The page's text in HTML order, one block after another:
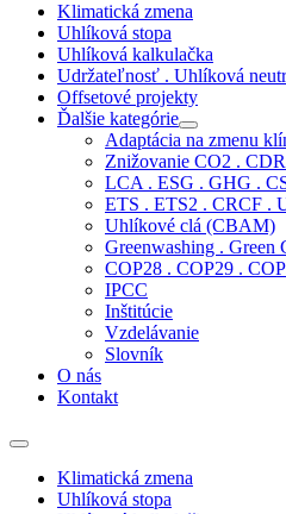
Klimatická zmena
Uhlíková stopa
Uhlíková kalkulačka
Udržateľnosť . Uhlíková
Offsetové projekty
Ďalšie kategórie
Adaptácia na zmenu
Znižovanie CO2 .
LCA . ESG . GHG .
ETS . ETS2 . CRCF .
Uhlíkové clá (CBAM)
Greenwashing . Green
COP28 . COP29 .
IPCC
Inštitúcie
Vzdelávanie
Slovník
O nás
Kontakt
Klimatická zmena
Uhlíková stopa